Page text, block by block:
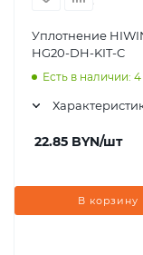
Уплотнение
HG20-DH-KIT-C
Есть в наличии: 4
22.85 BYN/шт
В корзину